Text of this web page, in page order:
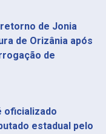
de Jonia
de Orizânia após
de
oficializado
estadual pelo